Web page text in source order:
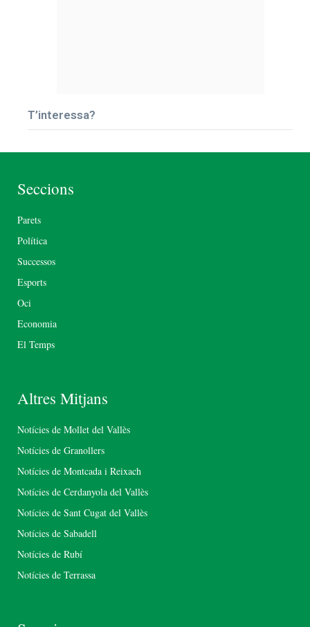
T’interessa?
Seccions
Parets
Política
Successos
Esports
Oci
Economia
El Temps
Altres Mitjans
Notícies de Mollet del Vallès
Notícies de Granollers
Notícies de Montcada i Reixach
Notícies de Cerdanyola del Vallès
Notícies de Sant Cugat del Vallès
Notícies de Sabadell
Notícies de Rubí
Notícies de Terrassa